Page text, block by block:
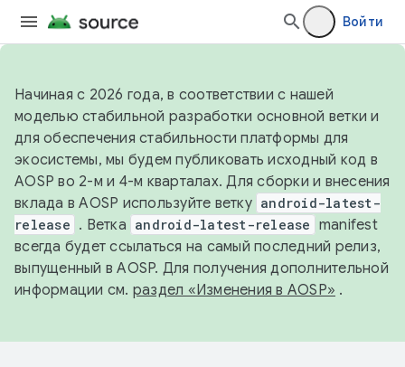
Войти
Начиная с 2026 года, в соответствии с нашей
моделью стабильной разработки основной ветки и
для обеспечения стабильности платформы для
экосистемы, мы будем публиковать исходный код в
AOSP во 2-м и 4-м кварталах. Для сборки и внесения
вклада в AOSP используйте ветку android-latest-
release . Ветка android-latest-release manifest
всегда будет ссылаться на самый последний релиз,
выпущенный в AOSP. Для получения дополнительной
информации см. раздел «Изменения в AOSP» .